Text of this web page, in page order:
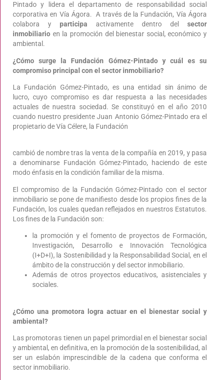
Pintado y lidera el departamento de responsabilidad social
corporativa en Vía Ágora. A través de la Fundación, Vía Ágora
colabora y participa activamente dentro del sector
inmobiliario en la promoción del bienestar social, económico y
ambiental.
¿Cómo surge la Fundación Gómez-Pintado y cuál es su
compromiso principal con el sector inmobiliario?
La Fundación Gómez-Pintado, es una entidad sin ánimo de
lucro, cuyo compromiso es dar respuesta a las necesidades
actuales de nuestra sociedad. Se constituyó en el año 2010
cuando nuestro presidente Juan Antonio Gómez-Pintado era el
propietario de Vía Célere, la Fundación
cambió de nombre tras la venta de la compañía en 2019, y pasa
a denominarse Fundación Gómez-Pintado, haciendo de este
modo énfasis en la condición familiar de la misma.
El compromiso de la Fundación Gómez-Pintado con el sector
inmobiliario se pone de manifiesto desde los propios fines de la
Fundación, los cuales quedan reflejados en nuestros Estatutos.
Los fines de la Fundación son:
la promoción y el fomento de proyectos de Formación,
Investigación, Desarrollo e Innovación Tecnológica
(I+D+I), la Sostenibilidad y la Responsabilidad Social, en el
ámbito de la construcción y del sector inmobiliario.
Además de otros proyectos educativos, asistenciales y
sociales.
¿Cómo una promotora logra actuar en el bienestar social y
ambiental?
Las promotoras tienen un papel primordial en el bienestar social
y ambiental, en definitiva, en la promoción de la sostenibilidad, al
ser un eslabón imprescindible de la cadena que conforma el
sector inmobiliario.